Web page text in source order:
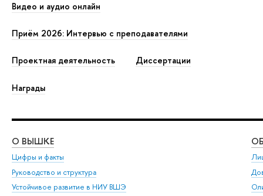
Видео и аудио онлайн
Приём 2026: Интервью с преподавателями
Проектная деятельность Диссертации
Награды
О ВЫШКЕ
Цифры и факты
Руководство и структура
Устойчивое развитие в НИУ ВШЭ